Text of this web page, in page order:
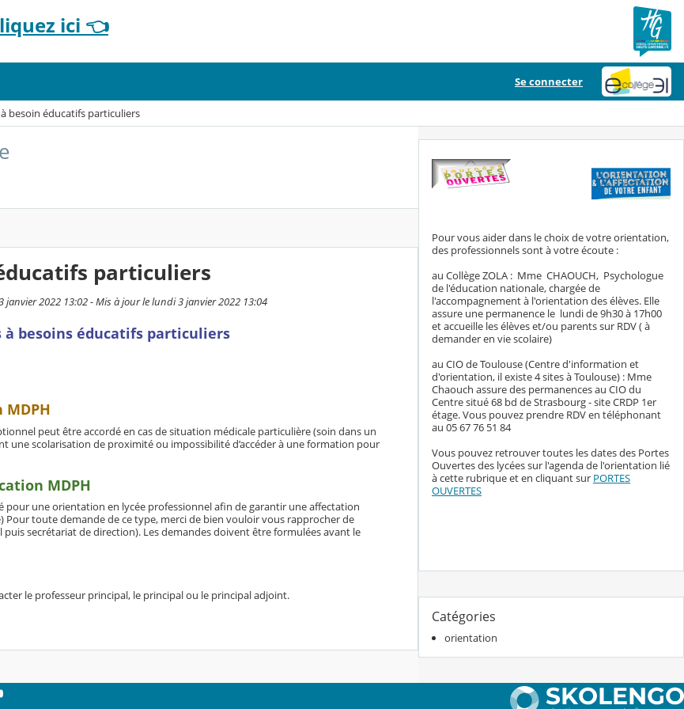
ici 👈
Se connecter
à besoin éducatifs particuliers
particuliers
2022 13:02 - Mis à jour le lundi 3 janvier 2022 13:04
à besoins éducatifs particuliers
peut être accordé en cas de situation médicale particulière (soin dans un
une scolarisation de proximité ou impossibilité d’accéder à une formation pour
MDPH
pour une orientation en lycée professionnel afin de garantir une affectation
Pour toute demande de ce type, merci de bien vouloir vous rapprocher de
puis secrétariat de direction). Les demandes doivent être formulées avant le
le professeur principal, le principal ou le principal adjoint.
Pour vous aider dans le choix de votre orientation,
des professionnels sont à votre écoute :
au Collège ZOLA : Mme CHAOUCH, Psychologue
de l'éducation nationale, chargée de
l'accompagnement à l'orientation des élèves. Elle
assure une permanence le lundi de 9h30 à 17h00
et accueille les élèves et/ou parents sur RDV ( à
demander en vie scolaire)
au CIO de Toulouse (Centre d'information et
d'orientation, il existe 4 sites à Toulouse) : Mme
Chaouch assure des permanences au CIO du
Centre situé 68 bd de Strasbourg - site CRDP 1er
étage. Vous pouvez prendre RDV en téléphonant
au 05 67 76 51 84
Vous pouvez retrouver toutes les dates des Portes
Ouvertes des lycées sur l'agenda de l'orientation lié
à cette rubrique et en cliquant sur PORTES
OUVERTES
Catégories
orientation